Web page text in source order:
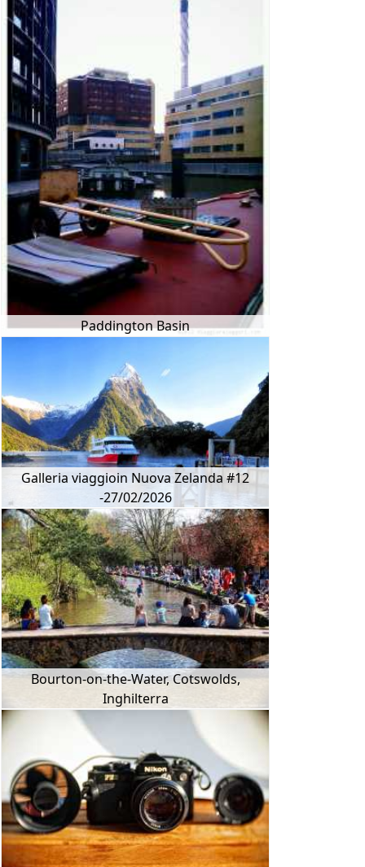
Paddington Basin
Galleria viaggioin Nuova Zelanda #12
-27/02/2026
Bourton-on-the-Water, Cotswolds,
Inghilterra